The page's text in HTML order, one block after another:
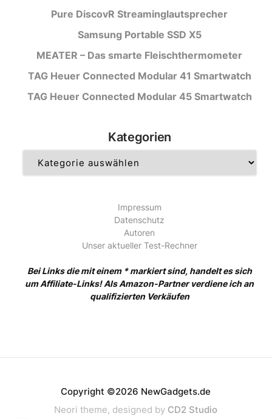
Pure DiscovR Streaminglautsprecher
Samsung Portable SSD X5
MEATER – Das smarte Fleischthermometer
TAG Heuer Connected Modular 41 Smartwatch
TAG Heuer Connected Modular 45 Smartwatch
Kategorien
Impressum
Datenschutz
Autoren
Unser aktueller Test-Rechner
Bei Links die mit einem * markiert sind, handelt es sich
um Affiliate-Links! Als Amazon-Partner verdiene ich an
qualifizierten Verkäufen
Copyright ©2026 NewGadgets.de
Neori theme, designed by CD2 Studio